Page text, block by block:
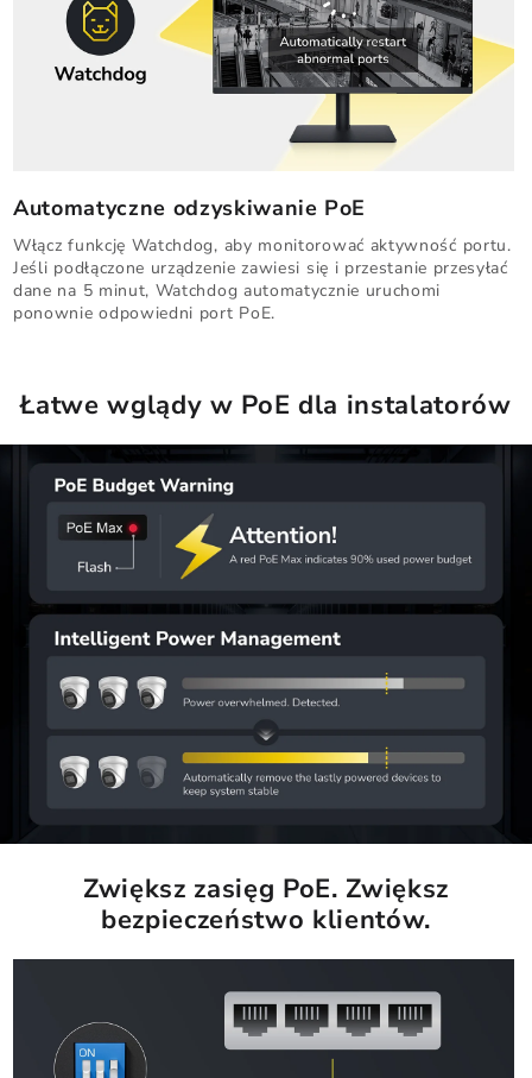
Automatyczne odzyskiwanie PoE
Włącz funkcję Watchdog, aby monitorować aktywność portu.
Jeśli podłączone urządzenie zawiesi się i przestanie przesyłać
dane na 5 minut, Watchdog automatycznie uruchomi
ponownie odpowiedni port PoE.
Łatwe wglądy w PoE dla instalatorów
Zwiększ zasięg PoE. Zwiększ
bezpieczeństwo klientów.